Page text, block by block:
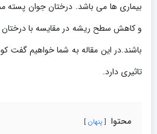
بیماری ها می باشد. درختان جوان
و کاهش سطح ریشه در مقایسه با
باشند.در این مقاله به شما خواهیم
تاثیری دارد.
محتوا پنهان